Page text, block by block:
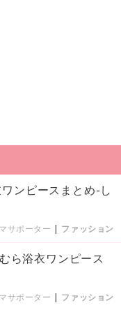
ンピースまとめ-し
サポーター | ファッション
ら浴衣ワンピース
サポーター | ファッション